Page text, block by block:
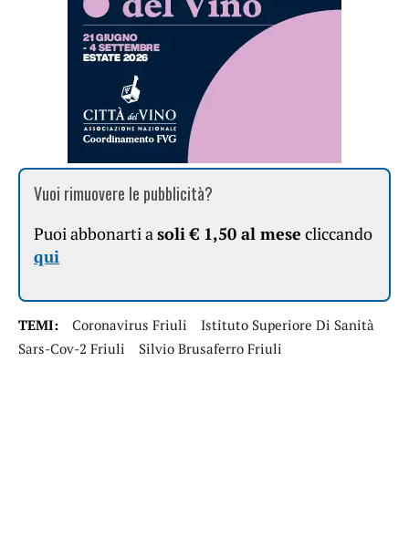
Vuoi rimuovere le pubblicità?
Puoi abbonarti asoli € 1,50 al mese cliccando
qui
TEMI: Coronavirus Friuli
Istituto Superiore Di Sanità
Sars-Cov-2 Friuli
Silvio Brusaferro Friuli